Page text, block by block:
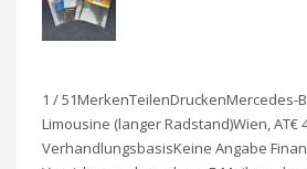
1 / 51MerkenTeilenDruckenMercedes-
Limousine (langer Radstand)Wien, AT€
VerhandlungsbasisKeine Angabe